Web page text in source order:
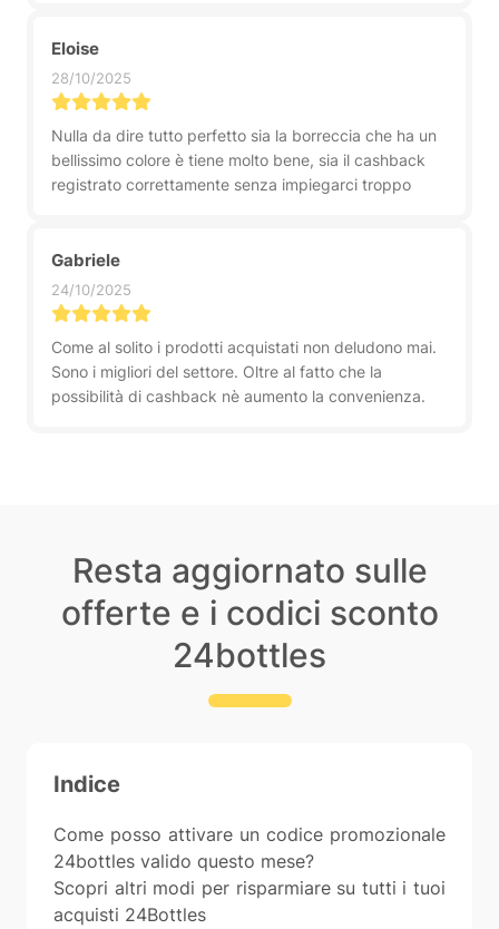
Eloise
28/10/2025
Nulla da dire tutto perfetto sia la borreccia che ha un
bellissimo colore è tiene molto bene, sia il cashback
registrato correttamente senza impiegarci troppo
Gabriele
24/10/2025
Come al solito i prodotti acquistati non deludono mai.
Sono i migliori del settore. Oltre al fatto che la
possibilità di cashback nè aumento la convenienza.
Resta aggiornato sulle
offerte e i codici sconto
24bottles
Indice
Come posso attivare un codice promozionale
24bottles valido questo mese?
Scopri altri modi per risparmiare su tutti i tuoi
acquisti 24Bottles